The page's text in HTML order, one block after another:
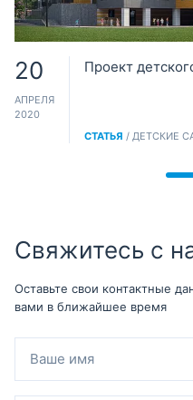
20
АПРЕЛЯ
2020
Проект
СТАТЬЯ / ДЕТСКИЕ
Свяжитесь с
Оставьте свои контактные
вами в ближайшее время